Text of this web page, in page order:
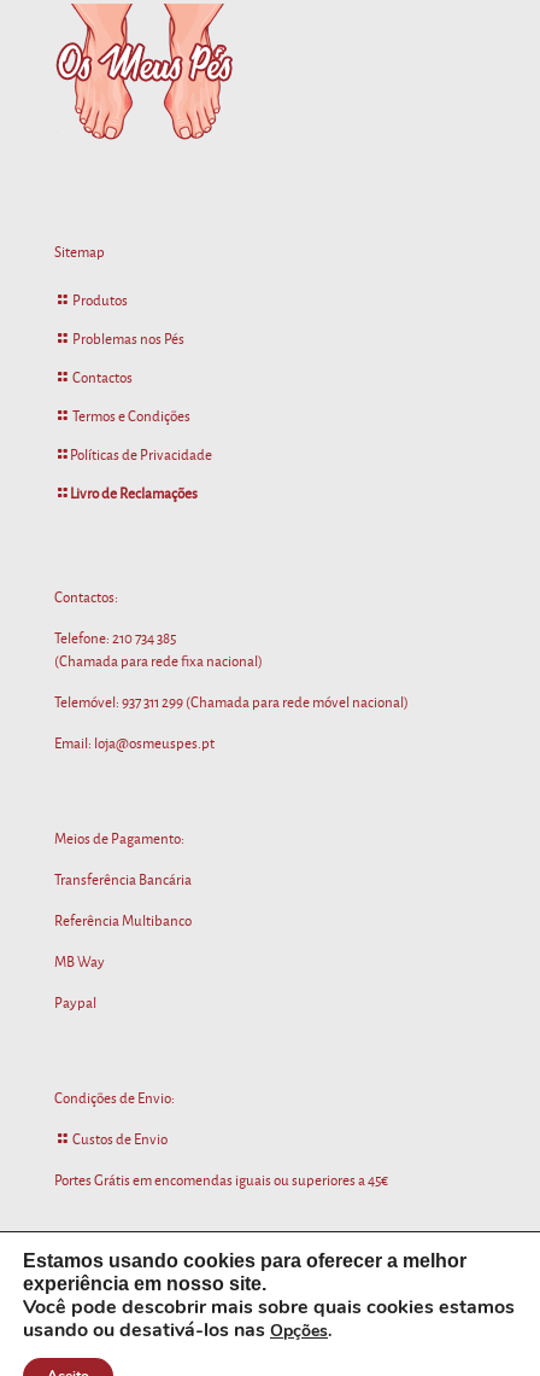
Sitemap
Produtos
Problemas nos Pés
Contactos
Termos e Condições
Políticas de Privacidade
Livro de Reclamações
Contactos:
Telefone: 210 734 385
(Chamada para rede fixa nacional)
Telemóvel: 937 311 299 (Chamada para rede móvel nacional)
Email: loja@osmeuspes.pt
Meios de Pagamento:
Transferência Bancária
Referência Multibanco
MB Way
Paypal
Condições de Envio:
Custos de Envio
Portes Grátis em encomendas iguais ou superiores a 45€
Developer by
Estamos usando cookies para oferecer a melhor
experiência em nosso site.
Você pode descobrir mais sobre quais cookies estamos
usando ou desativá-los nas Opções.